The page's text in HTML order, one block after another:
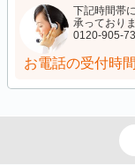
下記時間帯
承っており
0120-905-
お電話の受付時間